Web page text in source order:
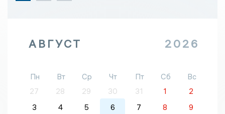
АВГУСТ 2026
Пн Вт Ср Чт Пт Сб
Вс
27
28 29 30 31 1
2
3
4 5 6 7 8 9